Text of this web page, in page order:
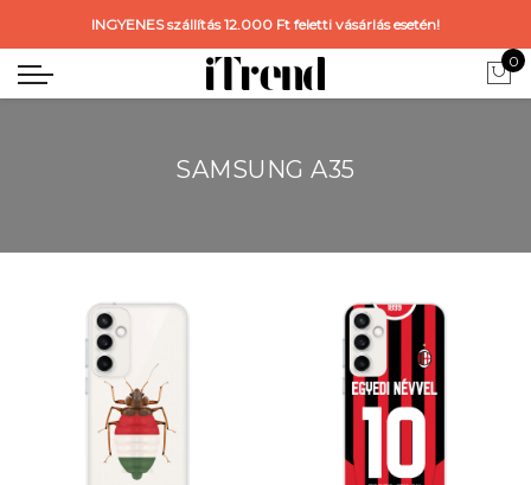
INGYENES szállítás 12.000 Ft feletti vásárlás esetén!
0
SAMSUNG A35